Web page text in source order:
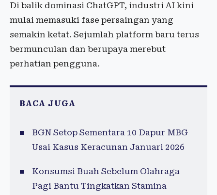
Di balik dominasi ChatGPT, industri AI kini
mulai memasuki fase persaingan yang
semakin ketat. Sejumlah platform baru terus
bermunculan dan berupaya merebut
perhatian pengguna.
BACA JUGA
BGN Setop Sementara 10 Dapur MBG
Usai Kasus Keracunan Januari 2026
Konsumsi Buah Sebelum Olahraga
Pagi Bantu Tingkatkan Stamina